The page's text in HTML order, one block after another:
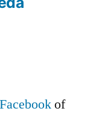
Facebookof